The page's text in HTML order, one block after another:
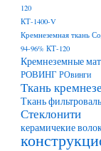
120
КТ-1400-V
Кремнеземная ткань
94-96% КТ-120
Кремнеземные
РОВИНГ РОвинги
Ткань
Ткань
Стеклонити
керамичекие